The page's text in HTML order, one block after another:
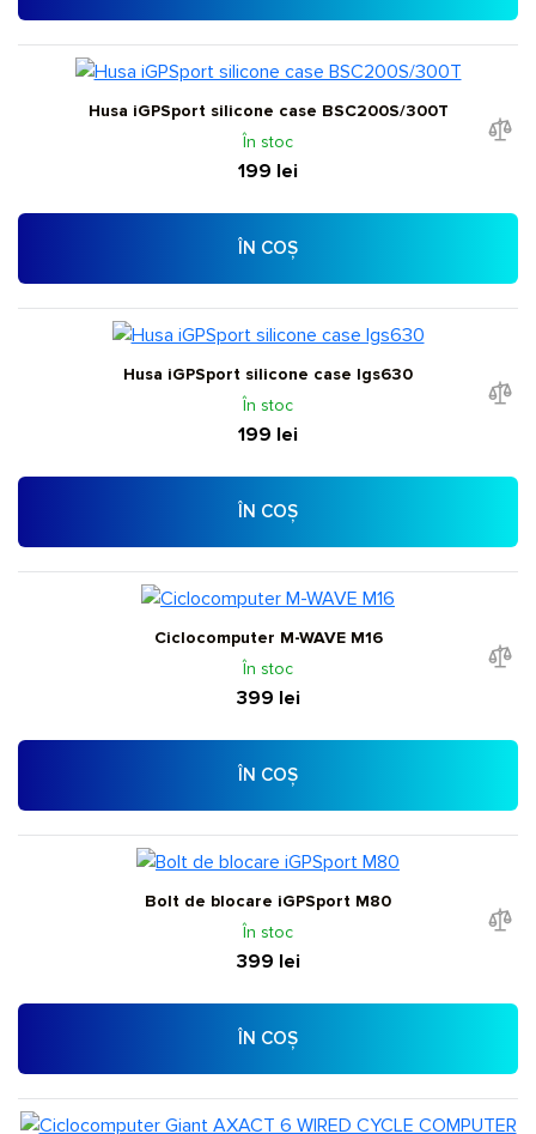
Husa iGPSport silicone case BSC200S/300T
În stoc
199 lei
ÎN COȘ
Husa iGPSport silicone case Igs630
În stoc
199 lei
ÎN COȘ
Ciclocomputer M-WAVE M16
În stoc
399 lei
ÎN COȘ
Bolt de blocare iGPSport M80
În stoc
399 lei
ÎN COȘ